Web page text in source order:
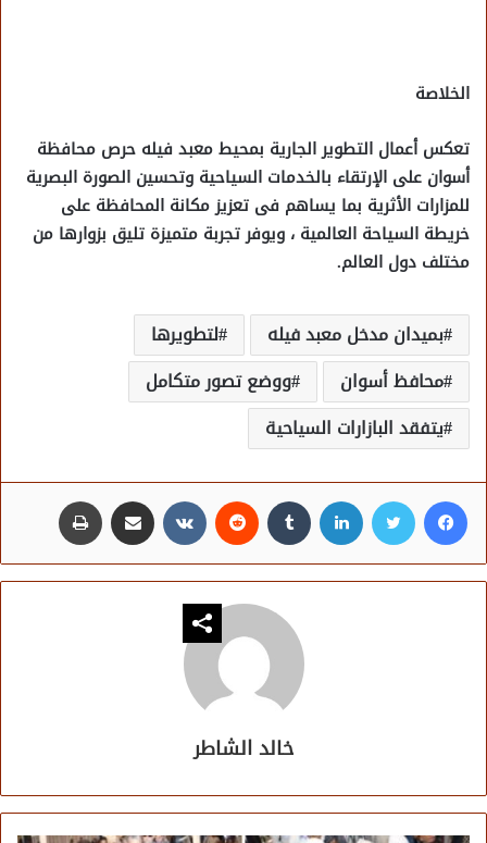
الخلاصة
تعكس أعمال التطوير الجارية بمحيط معبد فيله حرص محافظة
أسوان على الإرتقاء بالخدمات السياحية وتحسين الصورة البصرية
للمزارات الأثرية بما يساهم فى تعزيز مكانة المحافظة على
خريطة السياحة العالمية ، ويوفر تجربة متميزة تليق بزوارها من
مختلف دول العالم.
بميدان مدخل معبد فيله
لتطويرها
محافظ أسوان
ووضع تصور متكامل
يتفقد البازارات السياحية
فيسبوك تويتر لينكدإن مشاركة عبر البريد
خالد الشاطر